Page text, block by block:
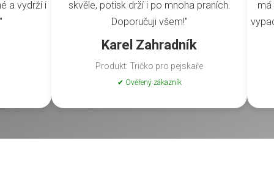
a vydrží i
skvěle, potisk drží i po mnoha praních.
Doporučuji všem!"
Karel Zahradník
Produkt: Tričko pro pejskaře
✔ Ověřený zákazník
má